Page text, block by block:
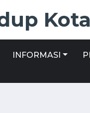
INFORMASI